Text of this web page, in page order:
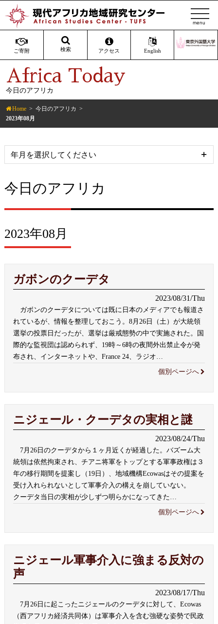
ご寄附 検索 アクセス English
t
o
g
l
t
i
Africa Today
今日のアフリカ
Home
今日のアフリカ
2023年08月
今日のアフリカ
2023年08月
ガボンのクーデタ
2023/08/31/Thu
ガボンのクーデタについては既に日本のメディアでも報道さ
れているが、情報を整理しておこう。8月26日（土）が大統領
選挙の投票日だったが、選挙は厳戒態勢の中で実施された。国
際的な監視団は認められず、19時～6時の夜間外出禁止令が発
布され、インターネットや、France 24、ラジオ
個別ページへ
ニジェール・クーデタの実相と謎
2023/08/24/Thu
7月26日のクーデタから１ヶ月近くが経過した。バズーム大
統領は依然拘束され、チアニ将軍をトップとする軍事政権は３
年の移行期間を提案し（19日）、地域機構Ecowasはその提案を
受け入れられないとして軍事介入の構えを崩していない。
クーデタ当日の実相が少しずつ明らかになってきた
個別ページへ
ニジェール軍事介入に強まる反対の
声
2023/08/17/Thu
7月26日に起こったニジェールのクーデタに対して、Ecowas
（西アフリカ経済共同体）は軍事介入を含む強硬な姿勢で民政